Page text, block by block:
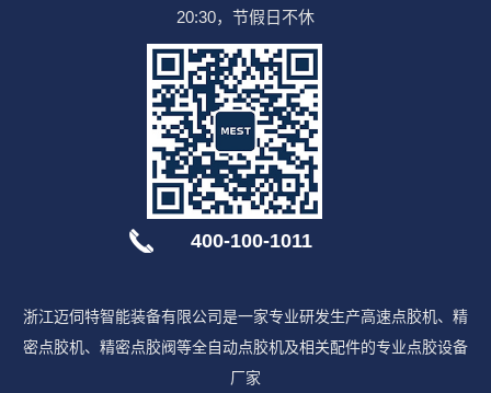
20:30，节假日不休
400-100-1011
浙江迈伺特智能装备有限公司是一家专业研发生产高速点胶机、精
密点胶机、精密点胶阀等全自动点胶机及相关配件的专业点胶设备
厂家